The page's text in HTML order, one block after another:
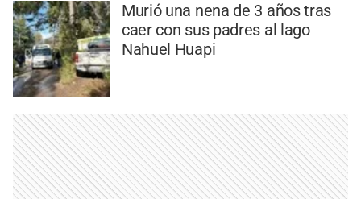
Murió una nena de 3 años tras
caer con sus padres al lago
Nahuel Huapi